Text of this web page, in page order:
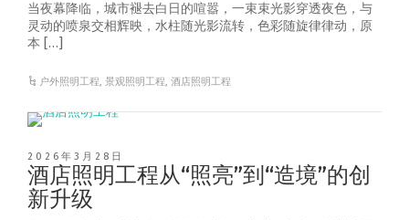
当夜幕降临，城市褪去白日的喧嚣，一束束光影穿透夜色，与
灵动的喷泉交相辉映，水柱随光影流转，色彩随旋律律动，原
本 […]
户外照明工程,景观照明工程,酒店照明工程
2026年3月28日
酒店照明工程从“照亮”到“造境”的创
新升级